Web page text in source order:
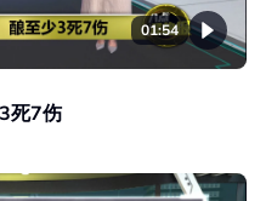
01:54
死7伤